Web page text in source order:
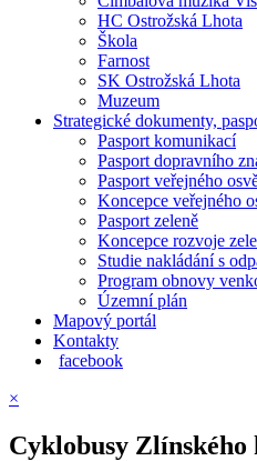
HC Ostrožská Lhota
Škola
Farnost
SK Ostrožská Lhota
Muzeum
Strategické dokumenty,
Pasport komunikací
Pasport dopravního
Pasport veřejného
Koncepce veřejného
Pasport zeleně
Koncepce rozvoje
Studie nakládání s
Program obnovy
Územní plán
Mapový portál
Kontakty
facebook
×
Cyklobusy Zlínského